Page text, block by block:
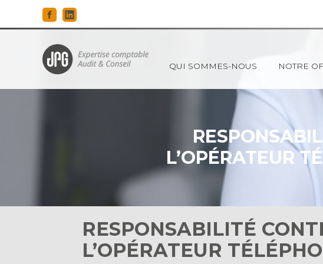
au
Principal
QUI SOMMES-NOUS NOTRE
L’OPÉRATEUR
RESPONSABILITÉ
L’OPÉRATEUR